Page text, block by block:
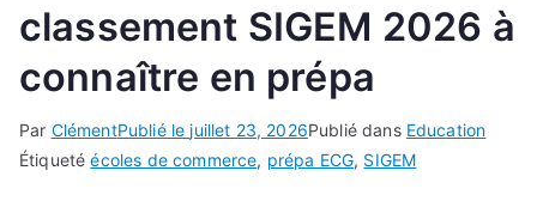
classement SIGEM 2026 à
connaître en prépa
Par ClémentPublié le juillet 23, 2026Publié dans Education
Étiquetéécoles de commerce, prépa ECG, SIGEM